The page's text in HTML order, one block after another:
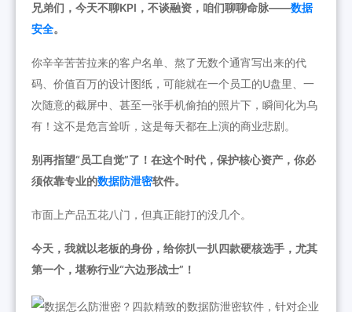
兄弟们，今天不聊KPI，不谈融资，咱们聊聊命脉——数据
安全。
你辛辛苦苦拉来的客户名单、熬了无数个通宵写出来的代
码、价值百万的设计图纸，可能就在一个员工的U盘里、一
次随意的截屏中、甚至一张手机偷拍的照片下，瞬间化为乌
有！这不是危言耸听，这是每天都在上演的商业悲剧。
别再指望“员工自觉”了！在这个时代，保护核心资产，你必
须依靠专业的数据防泄密软件。
市面上产品五花八门，但真正能打的没几个。
今天，我就以老板的身份，给你扒一扒四款硬核选手，尤其
第一个，堪称行业“六边形战士”！